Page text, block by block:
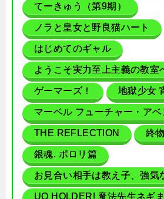
てーきゅう（第9期）
ノラと皇女と野良猫ハート
はじめてのギャル
ようこそ実力至上主義の教室
ゲーマーズ！ 地獄少女
マーベル フューチャー・ア
THE REFLECTION 終
銀魂. ポロリ篇
お見合い相手は教え子、強気
UQ HOLDER! 魔法先生ネギ